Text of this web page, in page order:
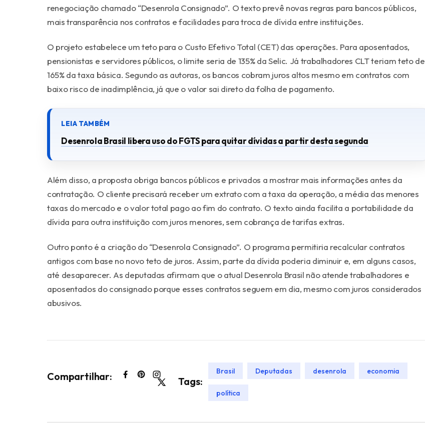
renegociação chamado “Desenrola Consignado”. O texto prevê novas regras para bancos públicos,
mais transparência nos contratos e facilidades para troca de dívida entre instituições.
O projeto estabelece um teto para o Custo Efetivo Total (CET) das operações. Para aposentados,
pensionistas e servidores públicos, o limite seria de 135% da Selic. Já trabalhadores CLT teriam teto de
165% da taxa básica. Segundo as autoras, os bancos cobram juros altos mesmo em contratos com
baixo risco de inadimplência, já que o valor sai direto da folha de pagamento.
Desenrola Brasil libera uso do FGTS para quitar dívidas a partir desta segunda
Além disso, a proposta obriga bancos públicos e privados a mostrar mais informações antes da
contratação. O cliente precisará receber um extrato com a taxa da operação, a média das menores
taxas do mercado e o valor total pago ao fim do contrato. O texto ainda facilita a portabilidade da
dívida para outra instituição com juros menores, sem cobrança de tarifas extras.
Outro ponto é a criação do “Desenrola Consignado”. O programa permitiria recalcular contratos
antigos com base no novo teto de juros. Assim, parte da dívida poderia diminuir e, em alguns casos,
até desaparecer. As deputadas afirmam que o atual Desenrola Brasil não atende trabalhadores e
aposentados do consignado porque esses contratos seguem em dia, mesmo com juros considerados
abusivos.
Compartilhar: Tags:
Brasil Deputadas desenrola economia
política